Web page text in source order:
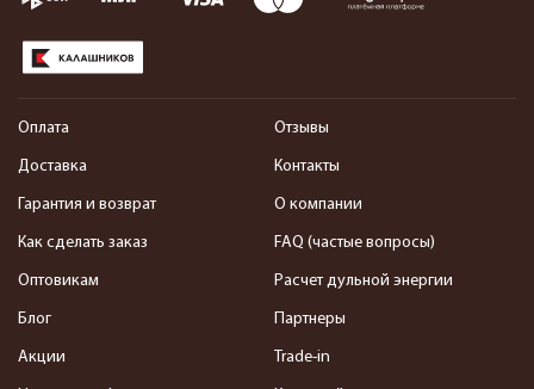
Оплата
Доставка
Гарантия и возврат
Как сделать заказ
Оптовикам
Блог
Акции
Отзывы
Контакты
О компании
FAQ (частые вопросы)
Расчет дульной энергии
Партнеры
Trade-in